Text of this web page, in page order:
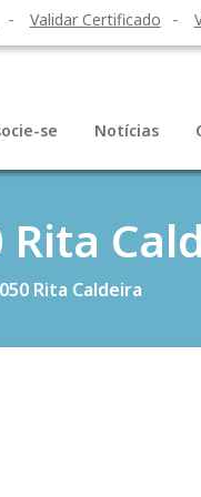
Validar Certificado
se Notícias
Rita Caldeira